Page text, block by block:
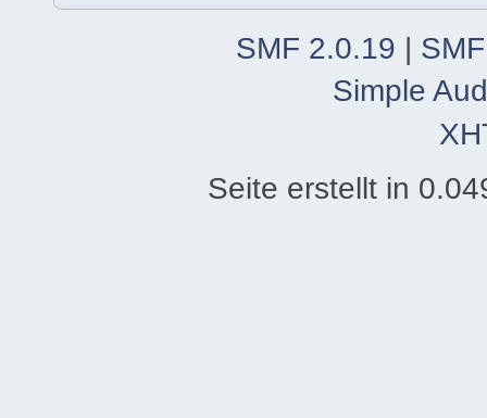
SMF 2.0.19 |
Simple
Seite erstellt in